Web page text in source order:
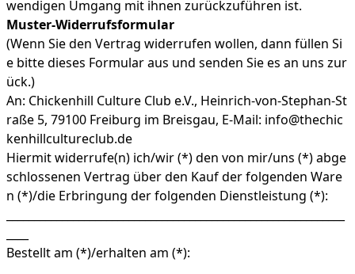
wendigen Umgang mit ihnen zurückzuführen ist.
Muster-Widerrufsformular
(Wenn Sie den Vertrag widerrufen wollen, dann füllen Si
e bitte dieses Formular aus und senden Sie es an uns zur
ück.)
An: Chickenhill Culture Club e.V., Heinrich-von-Stephan-St
raße 5, 79100 Freiburg im Breisgau, E-Mail: info@thechic
kenhillcultureclub.de
Hiermit widerrufe(n) ich/wir (*) den von mir/uns (*) abge
schlossenen Vertrag über den Kauf der folgenden Ware
n (*)/die Erbringung der folgenden Dienstleistung (*):
Bestellt am (*)/erhalten am (*):